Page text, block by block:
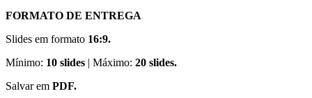
FORMATO DE ENTREGA
Slides em formato 16:9.
Mínimo: 10 slides | Máximo: 20 slides.
Salvar em PDF.